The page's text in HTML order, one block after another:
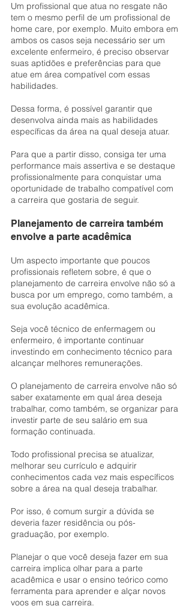
Um profissional que atua no resgate não
tem o mesmo perfil de um profissional de
home care, por exemplo. Muito embora em
ambos os casos seja necessário ser um
excelente enfermeiro, é preciso observar
suas aptidões e preferências para que
atue em área compatível com essas
habilidades.
Dessa forma, é possível garantir que
desenvolva ainda mais as habilidades
específicas da área na qual deseja atuar.
Para que a partir disso, consiga ter uma
performance mais assertiva e se destaque
profissionalmente para conquistar uma
oportunidade de trabalho compatível com
a carreira que gostaria de seguir.
Planejamento de carreira também
envolve a parte acadêmica
Um aspecto importante que poucos
profissionais refletem sobre, é que o
planejamento de carreira envolve não só a
busca por um emprego, como também, a
sua evolução acadêmica.
Seja você técnico de enfermagem ou
enfermeiro, é importante continuar
investindo em conhecimento técnico para
alcançar melhores remunerações.
O planejamento de carreira envolve não só
saber exatamente em qual área deseja
trabalhar, como também, se organizar para
investir parte de seu salário em sua
formação continuada.
Todo profissional precisa se atualizar,
melhorar seu currículo e adquirir
conhecimentos cada vez mais específicos
sobre a área na qual deseja trabalhar.
Por isso, é comum surgir a dúvida se
deveria fazer residência ou pós-
graduação, por exemplo.
Planejar o que você deseja fazer em sua
carreira implica olhar para a parte
acadêmica e usar o ensino teórico como
ferramenta para aprender e alçar novos
voos em sua carreira.